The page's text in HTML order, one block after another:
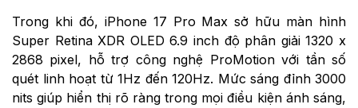
Trong khi đó, iPhone 17 Pro Max sở hữu màn hình
Super Retina XDR OLED 6.9 inch độ phân giải 1320 x
2868 pixel, hỗ trợ công nghệ ProMotion với tần số
quét linh hoạt từ 1Hz đến 120Hz. Mức sáng đỉnh 3000
nits giúp hiển thị rõ ràng trong mọi điều kiện ánh sáng,